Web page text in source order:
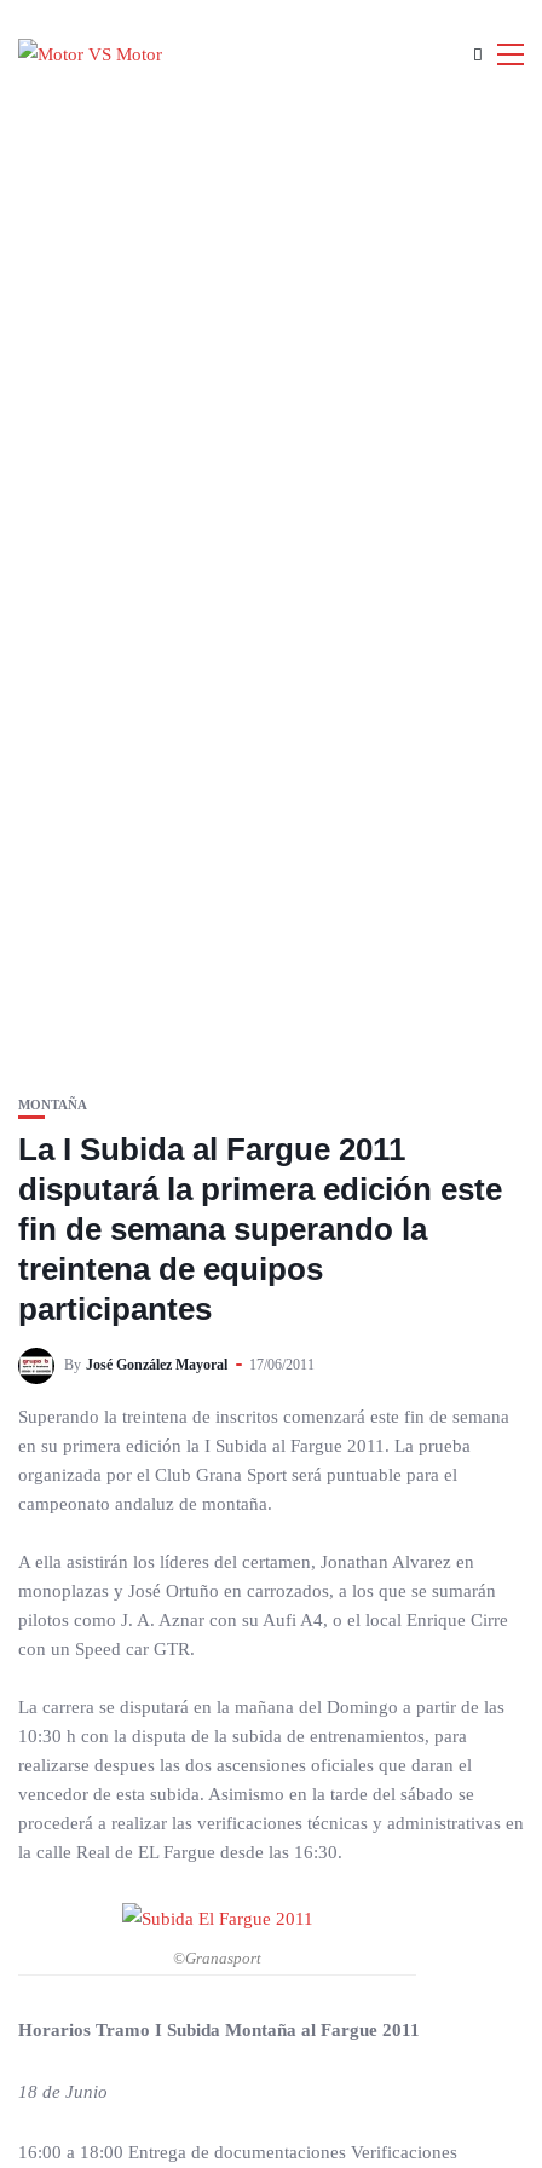
MONTAÑA
La I Subida al Fargue 2011
disputará la primera edición este
fin de semana superando la
treintena de equipos
participantes
By José González Mayoral 17/06/2011
Superando la treintena de inscritos comenzará este fin de semana
en su primera edición la I Subida al Fargue 2011. La prueba
organizada por el Club Grana Sport será puntuable para el
campeonato andaluz de montaña.
A ella asistirán los líderes del certamen, Jonathan Alvarez en
monoplazas y José Ortuño en carrozados, a los que se sumarán
pilotos como J. A. Aznar con su Aufi A4, o el local Enrique Cirre
con un Speed car GTR.
La carrera se disputará en la mañana del Domingo a partir de las
10:30 h con la disputa de la subida de entrenamientos, para
realizarse despues las dos ascensiones oficiales que daran el
vencedor de esta subida. Asimismo en la tarde del sábado se
procederá a realizar las verificaciones técnicas y administrativas en
la calle Real de EL Fargue desde las 16:30.
©Granasport
Horarios Tramo I Subida Montaña al Fargue 2011
18 de Junio
16:00 a 18:00 Entrega de documentaciones Verificaciones